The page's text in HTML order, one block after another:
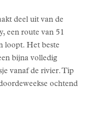
deel uit van de
een route van 51
loopt. Het beste
bijna volledig
vanaf de rivier. Tip
ochtend